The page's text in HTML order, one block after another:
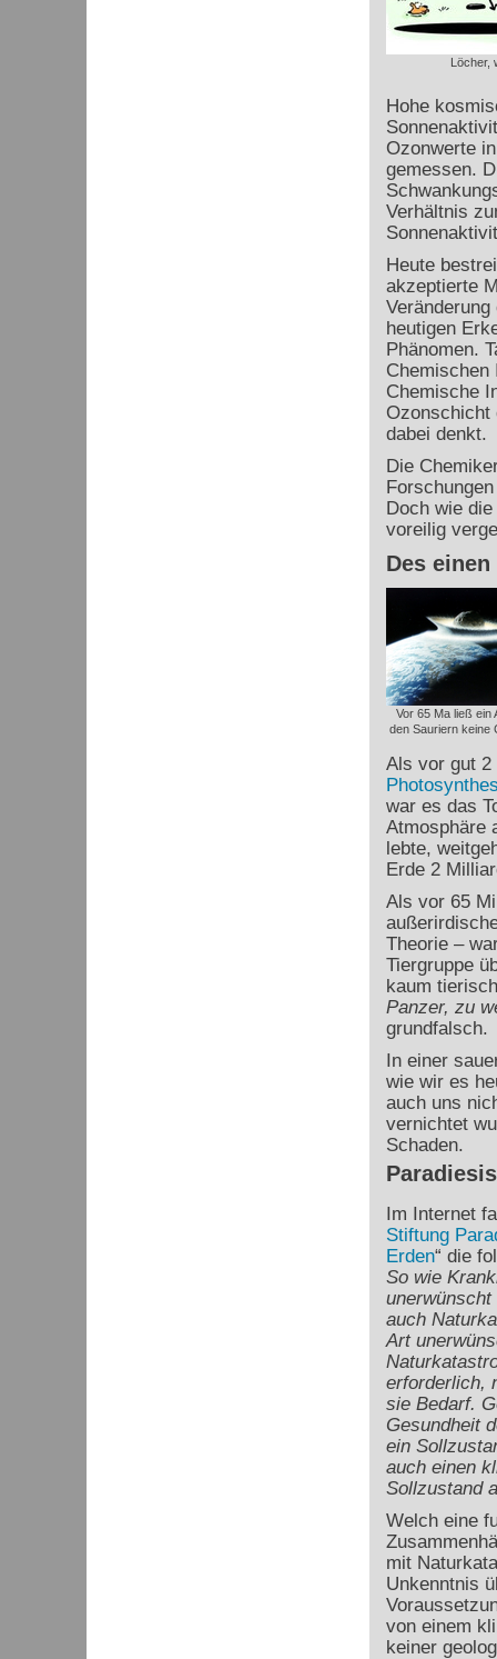
Löcher,
Hohe
Ozonwerte
gemessen.
Verhältnis
Heute
akzeptierte
heutigen
Phänomen.
Chemischen
Chemische
Ozonschicht
dabei denkt.
Die
Doch wie
voreilig
Des
Vor 65 Ma ließ ein
den Sauriern keine
Als vor gut 2
war es das
Atmosphäre
lebte,
Erde 2
Als vor 65
Theorie –
Tiergruppe
kaum
Panzer, zu
grundfalsch.
In einer
wie wir es
auch uns
vernichtet
Schaden.
Im Internet
Stiftung
Erden“ die
So wie
auch
Art
erforderlich,
sie Bedarf.
Gesundheit
ein
auch einen
Sollzustand
Welch eine
mit
Unkenntnis
von einem
keiner